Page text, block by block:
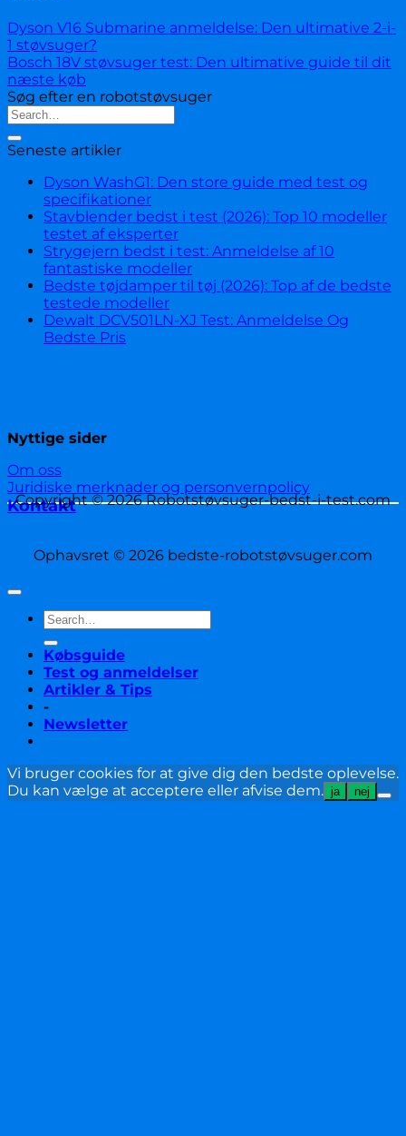
Dyson V16 Submarine anmeldelse: Den ultimative 2-i-
1 støvsuger?
Bosch 18V støvsuger test: Den ultimative guide til dit
næste køb
Søg efter en robotstøvsuger
Seneste artikler
Dyson WashG1: Den store guide med test og
specifikationer
Stavblender bedst i test (2026): Top 10 modeller
testet af eksperter
Strygejern bedst i test: Anmeldelse af 10
fantastiske modeller
Bedste tøjdamper til tøj (2026): Top af de bedste
testede modeller
Dewalt DCV501LN-XJ Test: Anmeldelse Og
Bedste Pris
Nyttige sider
Om oss
Juridiske merknader og personvernpolicy
Kontakt
Copyright © 2026 Robotstøvsuger-bedst-i-test.com
Ophavsret © 2026 bedste-robotstøvsuger.com
Købsguide
Test og anmeldelser
Artikler & Tips
-
Newsletter
Vi bruger cookies for at give dig den bedste oplevelse.
Du kan vælge at acceptere eller afvise dem. ja nej